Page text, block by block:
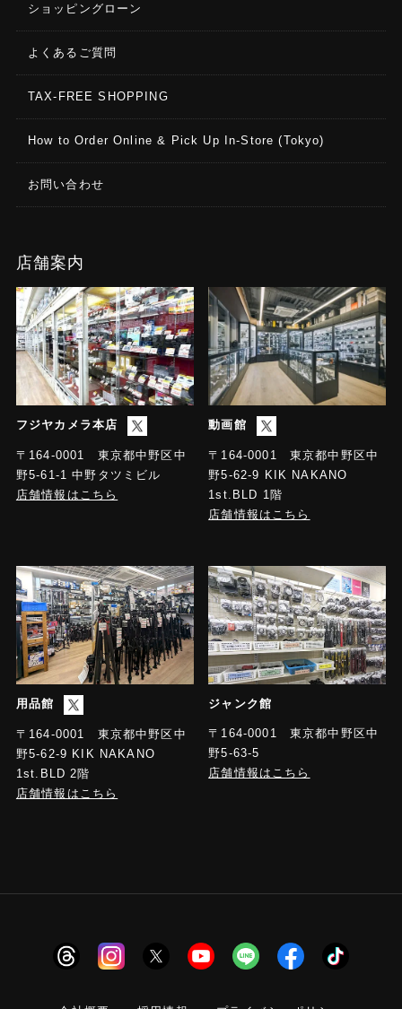
ショッピングローン
よくあるご質問
TAX-FREE SHOPPING
How to Order Online & Pick Up In-Store (Tokyo)
お問い合わせ
店舗案内
フジヤカメラ本店
〒164-0001 東京都中野区中
野5-61-1 中野タツミビル
店舗情報はこちら
動画館
〒164-0001 東京都中野区中
野5-62-9 KIK NAKANO
1st.BLD 1階
店舗情報はこちら
用品館
〒164-0001 東京都中野区中
野5-62-9 KIK NAKANO
1st.BLD 2階
店舗情報はこちら
ジャンク館
〒164-0001 東京都中野区中
野5-63-5
店舗情報はこちら